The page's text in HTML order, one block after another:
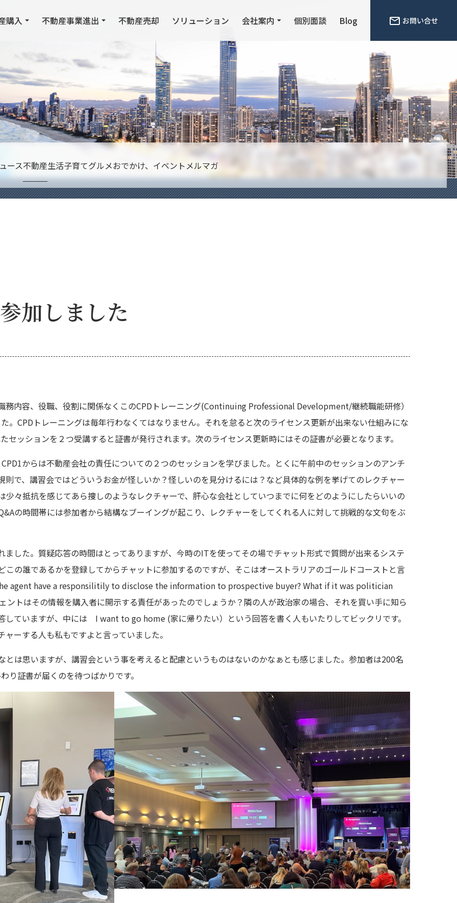
購入 不動産事業進出 不動産売却 ソリューション 会社案内 個別面談 Blog お問い合せ
ース不動産生活子育てグルメおでかけ、イベント メルマガ
加しました
務内容、役職、役割に関係なくこのCPDトレーニング(Continuing Professional Development/継続職能研修）
。CPDトレーニングは毎年行わなくてはなりません。それを怠ると次のライセンス更新が出来ない仕組みにな
セッションを２つ受講すると証書が発行されます。次のライセンス更新時にはその証書が必要となります。
からは不動産会社の責任についての２つのセッションを学びました。とくに午前中のセッションのアンチ
で、講習会ではどういうお金が怪しいか？怪しいのを見分けるには？など具体的な例を挙げてのレクチャー
々抵抗を感じてあら捜しのようなレクチャーで、肝心な会社としていつまでに何をどのようにしたらいいの
の時間帯には参加者から結構なブーイングが起こり、レクチャーをしてくれる人に対して挑戦的な文句をぶ
した。質疑応答の時間はとってありますが、今時のITを使ってその場でチャット形式で質問が出来るシステ
の誰であるかを登録してからチャットに参加するのですが、そこはオーストラリアのゴールドコーストと言
agent have a responsilitily to disclose the information to prospective buyer? What if it was politician
トはその情報を購入者に開示する責任があったのでしょうか？隣の人が政治家の場合、それを買い手に知ら
していますが、中には I want to go home (家に帰りたい）という回答を書く人もいたりしてビックリです。
ーする人も私もですよと言っていました。
は思いますが、講習会という事を考えると配慮というものはないのかなぁとも感じました。参加者は200名
り証書が届くのを待つばかりです。